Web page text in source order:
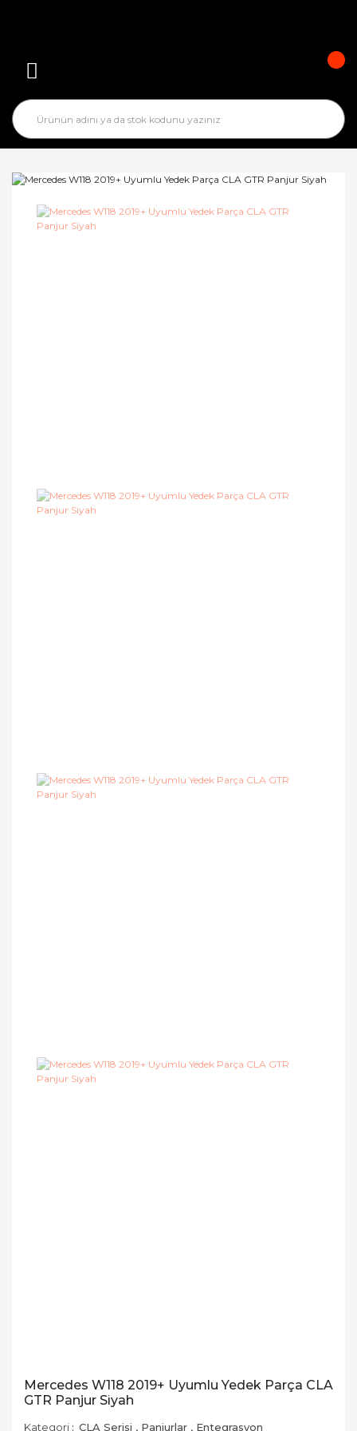
Mercedes W118 2019+ Uyumlu Yedek Parça CLA
GTR Panjur Siyah
Kategori CLA Serisi , Panjurlar , Entegrasyon